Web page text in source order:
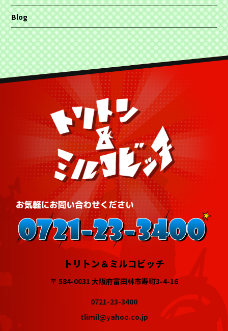
Blog
トリトン＆ミルコビッチ
〒 584-0031 大阪府富田林市寿町3-4-16
0721-23-3400
tlimil@yahoo.co.jp